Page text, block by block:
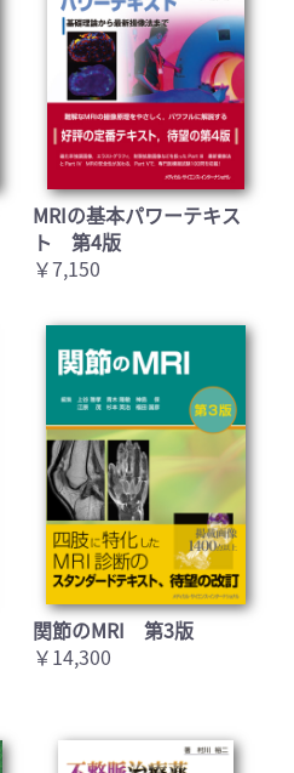
MRIの基本パワーテキス
ト 第4版
￥7,150
関節のMRI 第3版
￥14,300